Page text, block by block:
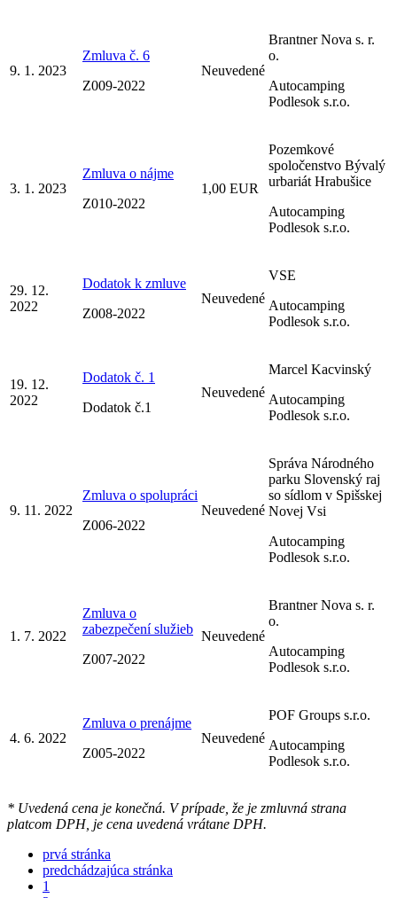
9. 1. 2023
Zmluva č. 6
Z009-2022
Neuvedené
Brantner Nova s. r.
o.
Autocamping
Podlesok s.r.o.
3. 1. 2023
Zmluva o nájme
Z010-2022
1,00 EUR
Pozemkové
spoločenstvo Bývalý
urbariát Hrabušice
Autocamping
Podlesok s.r.o.
29. 12.
2022
Dodatok k zmluve
Z008-2022
Neuvedené
VSE
Autocamping
Podlesok s.r.o.
19. 12.
2022
Dodatok č. 1
Dodatok č.1
Neuvedené
Marcel Kacvinský
Autocamping
Podlesok s.r.o.
9. 11. 2022
Zmluva o spolupráci
Z006-2022
Neuvedené
Správa Národného
parku Slovenský raj
so sídlom v Spišskej
Novej Vsi
Autocamping
Podlesok s.r.o.
1. 7. 2022
Zmluva o
zabezpečení služieb
Z007-2022
Neuvedené
Brantner Nova s. r.
o.
Autocamping
Podlesok s.r.o.
4. 6. 2022
Zmluva o prenájme
Z005-2022
Neuvedené
POF Groups s.r.o.
Autocamping
Podlesok s.r.o.
* Uvedená cena je konečná. V prípade, že je zmluvná strana
platcom DPH, je cena uvedená vrátane DPH.
prvá stránka
predchádzajúca stránka
1